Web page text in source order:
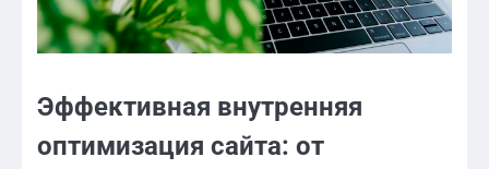
Эффективная внутренняя
оптимизация сайта: от